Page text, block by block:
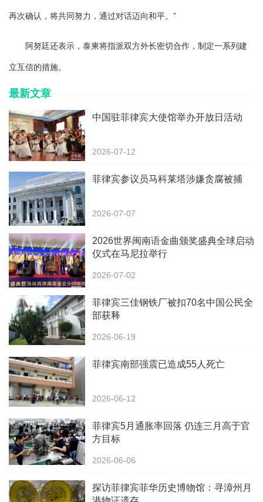
再次确认，将共同努力，通过对话迈向和平。”
阿努廷还表示，泰柬将指派双方外长密切合作，制定一系列建
立互信的措施。
最新文章
中国驻菲律宾大使馆举办开放日活动
2026-07-12
菲律宾参议员马科莱塔涉嫌贪腐被捕
2026-07-07
2026世界闽南语金曲颁奖盛典全球启动
仪式在马尼拉举行
2026-07-02
菲律宾三佳钢铁厂被扣70名中国公民全
部获释
2026-06-19
菲律宾南部强震已造成55人死亡
2026-06-12
菲律宾5月通胀率回落 仍连三月高于官
方目标
2026-06-06
探访菲律宾菲华历史博物馆：寻漳州月